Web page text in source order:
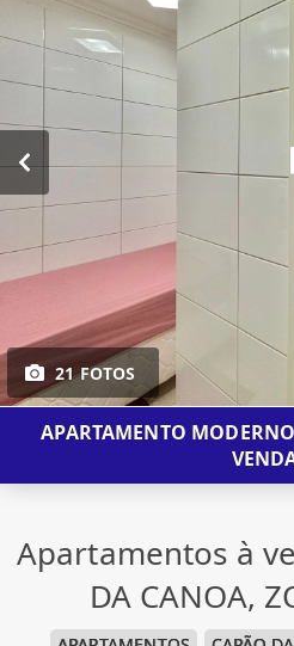
21 FOTOS
APARTAMENTO
Apartamentos à
DA CANOA,